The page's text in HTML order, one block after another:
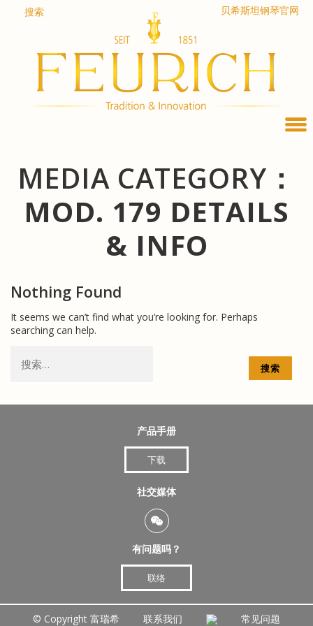
搜索 贝希斯坦钢琴官网
MEDIA CATEGORY：
MOD. 179 DETAILS
& INFO
Nothing Found
It seems we can’t find what you’re looking for. Perhaps
searching can help.
索：
产品手册
下载
社交媒体
有问题吗？
联络
© Copyright 富瑞希 联系我们 常见问题